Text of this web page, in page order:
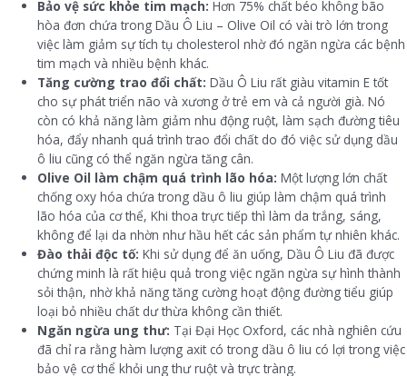
Bảo vệ sức khỏe tim mạch:Hơn 75% chất béo không bão
hòa đơn chứa trong Dầu Ô Liu – Olive Oil có vài trò lớn trong
việc làm giảm sự tích tụ cholesterol nhờ đó ngăn ngừa các bệnh
tim mạch và nhiều bệnh khác.
Tăng cường trao đổi chất:Dầu Ô Liu rất giàu vitamin E tốt
cho sự phát triển não và xương ở trẻ em và cả người già. Nó
còn có khả năng làm giảm nhu động ruột, làm sạch đường tiêu
hóa, đẩy nhanh quá trình trao đổi chất do đó việc sử dụng dầu
ô liu cũng có thể ngăn ngừa tăng cân.
Olive Oil làm chậm quá trình lão hóa: Một lượng lớn chất
chống oxy hóa chứa trong dầu ô liu giúp làm chậm quá trình
lão hóa của cơ thể, Khi thoa trực tiếp thì làm da trắng, sáng,
không để lại da nhờn như hầu hết các sản phẩm tự nhiên khác.
Đào thải độc tố:Khi sử dụng để ăn uống, Dầu Ô Liu đã được
chứng minh là rất hiệu quả trong việc ngăn ngừa sự hình thành
sỏi thận, nhờ khả năng tăng cường hoạt động đường tiểu giúp
loại bỏ nhiều chất dư thừa không cần thiết.
Ngăn ngừa ung thư: Tại Đại Học Oxford, các nhà nghiên cứu
đã chỉ ra rằng hàm lượng axit có trong dầu ô liu có lợi trong việc
bảo vệ cơ thể khỏi ung thư ruột và trực tràng.